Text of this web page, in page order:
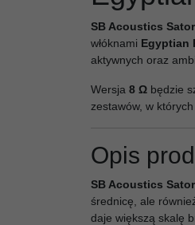
SB Acoustics
włóknami Egyptian
aktywnych oraz
Wersja 8 Ω będzie
zestawów, w
Opis
SB Acoustics
średnicę, ale
daje większą skalę